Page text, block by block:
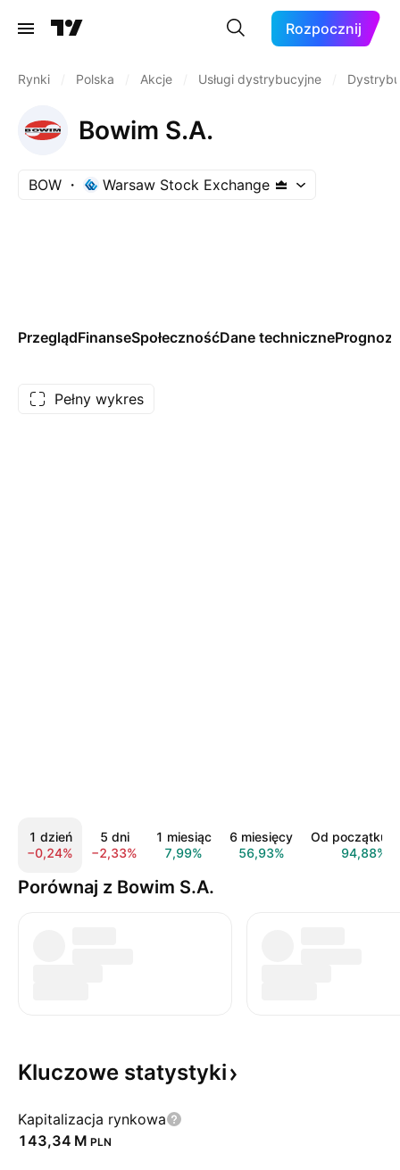
Rozpocznij
Rynki Polska Akcje Usługi dystrybucyjne
Bowim S.A.
BOW Warsaw Stock Exchange
PrzeglądFinanseSpołecznośćDane technicznePrognozy
Pełny wykres
1 dzień
−0,24%
5 dni
−2,33%
1 miesiąc
7,99%
6 miesięcy
56,93%
Od początku
94,88%
Porównaj z Bowim S.A.
Kluczowe statystyki
Kapitalizacja rynkowa
‪143,34 M‬ PLN